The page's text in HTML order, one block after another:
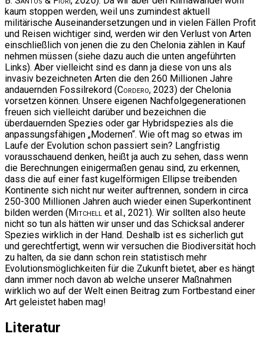
kaum stoppen werden, weil uns zumindest aktuell
militärische Auseinandersetzungen und in vielen Fällen Profit
und Reisen wichtiger sind, werden wir den Verlust von Arten
einschließlich von jenen die zu den Chelonia zählen in Kauf
nehmen müssen (siehe dazu auch die unten angeführten
Links). Aber vielleicht sind es dann ja diese von uns als
invasiv bezeichneten Arten die den 260 Millionen Jahre
andauernden Fossilrekord (Cordero, 2023) der Chelonia
vorsetzen können. Unsere eigenen Nachfolgegenerationen
freuen sich vielleicht darüber und bezeichnen die
überdauernden Spezies oder gar Hybridspezies als die
anpassungsfähigen „Modernen“. Wie oft mag so etwas im
Laufe der Evolution schon passiert sein? Langfristig
vorausschauend denken, heißt ja auch zu sehen, dass wenn
die Berechnungen einigermaßen genau sind, zu erkennen,
dass die auf einer fast kugelförmigen Ellipse treibenden
Kontinente sich nicht nur weiter auftrennen, sondern in circa
250-300 Millionen Jahren auch wieder einen Superkontinent
bilden werden ( Mitchell et al., 2021). Wir sollten also heute
nicht so tun als hätten wir unser und das Schicksal anderer
Spezies wirklich in der Hand. Deshalb ist es sicherlich gut
und gerechtfertigt, wenn wir versuchen die Biodiversität hoch
zu halten, da sie dann schon rein statistisch mehr
Evolutionsmöglichkeiten für die Zukunft bietet, aber es hängt
dann immer noch davon ab welche unserer Maßnahmen
wirklich wo auf der Welt einen Beitrag zum Fortbestand einer
Art geleistet haben mag!
Literatur